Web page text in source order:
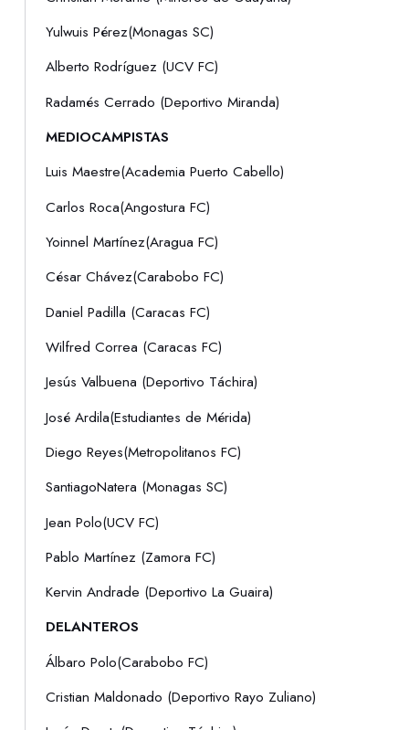
Yulwuis Pérez(Monagas SC)
Alberto Rodríguez (UCV FC)
Radamés Cerrado (Deportivo Miranda)
MEDIOCAMPISTAS
Luis Maestre(Academia Puerto Cabello)
Carlos Roca(Angostura FC)
Yoinnel Martínez(Aragua FC)
César Chávez(Carabobo FC)
Daniel Padilla (Caracas FC)
Wilfred Correa (Caracas FC)
Jesús Valbuena (Deportivo Táchira)
José Ardila(Estudiantes de Mérida)
Diego Reyes(Metropolitanos FC)
SantiagoNatera (Monagas SC)
Jean Polo(UCV FC)
Pablo Martínez (Zamora FC)
Kervin Andrade (Deportivo La Guaira)
DELANTEROS
Álbaro Polo(Carabobo FC)
Cristian Maldonado (Deportivo Rayo Zuliano)